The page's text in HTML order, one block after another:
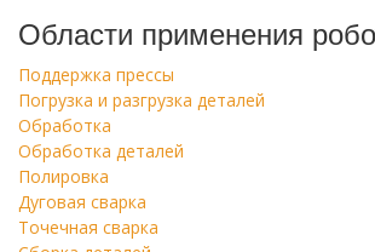
Области применения
Поддержка прессы
Погрузка и разгрузка деталей
Обработка
Обработка деталей
Полировка
Дуговая сварка
Точечная сварка